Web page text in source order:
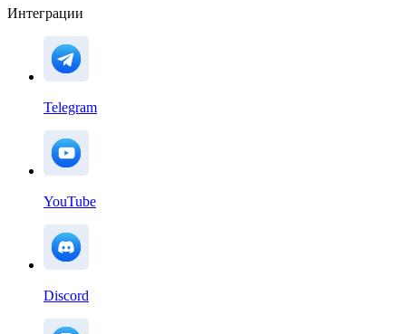
Интеграции
Telegram
YouTube
Discord